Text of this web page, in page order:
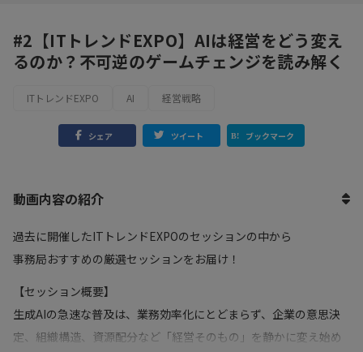
#2【ITトレンドEXPO】AIは経営をどう変え
るのか？不可逆のゲームチェンジを読み解く
ITトレンドEXPO AI 経営戦略
シェア ツイート ブックマーク
動画内容の紹介
過去に開催したITトレンドEXPOのセッションの中から
事務局おすすめの厳選セッションをお届け！
【セッション概要】
生成AIの急速な普及は、業務効率化にとどまらず、企業の意思決
定、組織構造、資源配分など「経営そのもの」を静かに変え始め